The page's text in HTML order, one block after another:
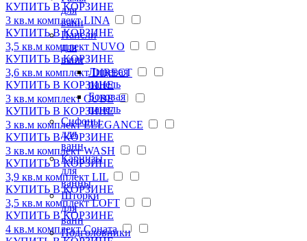
для
ванн
Панели
для
ванн
Лицевая
панель
Боковая
панель
Сифоны
для
ванн
Карнизы
для
ванны
Шторки
для
ванн
Подголовники
КУПИТЬ В КОРЗИНЕ
3 кв.м комплект LINA
КУПИТЬ В КОРЗИНЕ
3,5 кв.м комплект NUVO
КУПИТЬ В КОРЗИНЕ
3,6 кв.м комплект DIRECT
КУПИТЬ В КОРЗИНЕ
3 кв.м комплект CUBE
КУПИТЬ В КОРЗИНЕ
3 кв.м комплект ELEGANCE
КУПИТЬ В КОРЗИНЕ
3 кв.м комплект WASH
КУПИТЬ В КОРЗИНЕ
3,9 кв.м комплект LIL
КУПИТЬ В КОРЗИНЕ
3,5 кв.м комплект LOFT
КУПИТЬ В КОРЗИНЕ
4 кв.м комплект Соната